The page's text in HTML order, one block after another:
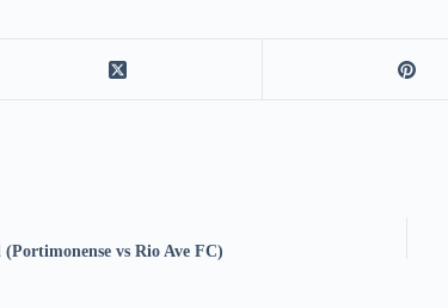
vs Rio Ave FC)